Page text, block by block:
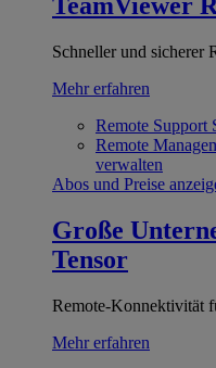
Schneller und sicherer
Mehr erfahren
Remote Support
Remote
verwalten
Abos und Preise
Große
Tensor
Remote-Konnektivität
Mehr erfahren